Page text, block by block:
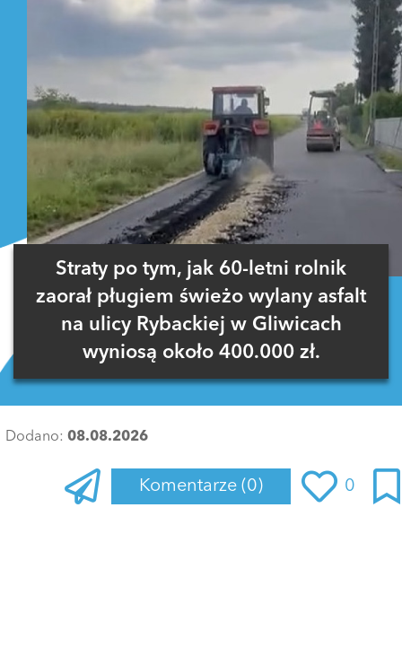
Straty po tym, jak 60-letni rolnik
zaorał pługiem świeżo wylany asfalt
na ulicy Rybackiej w Gliwicach
wyniosą około 400.000 zł.
Dodano: 08.08.2026
Komentarze (0) 0